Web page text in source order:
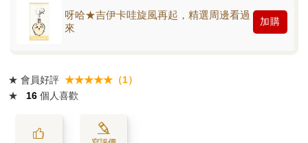
呀哈★吉伊卡哇旋風再起，精選周邊看過
來
加購
★ 會員好評 ★★★★★（1）
★
16 個人喜歡